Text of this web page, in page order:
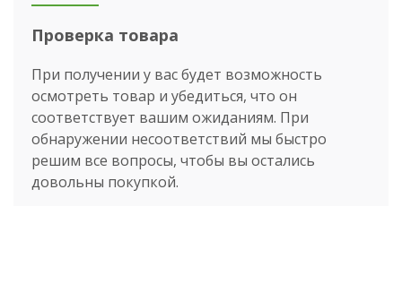
Проверка товара
При получении у вас будет возможность
осмотреть товар и убедиться, что он
соответствует вашим ожиданиям. При
обнаружении несоответствий мы быстро
решим все вопросы, чтобы вы остались
довольны покупкой.